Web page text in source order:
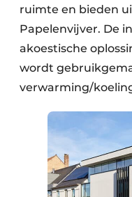
ruimte en bieden
Papelenvijver. De
akoestische
wordt
verwarming/